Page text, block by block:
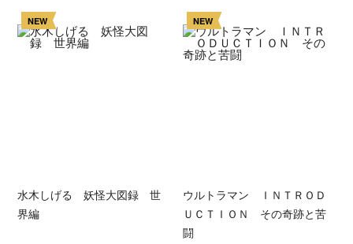
NEW
水木しげる 妖怪大図録 世
界編
NEW
ウルトラマン ＩＮＴＲＯＤ
ＵＣＴＩＯＮ その奇跡と苦
闘